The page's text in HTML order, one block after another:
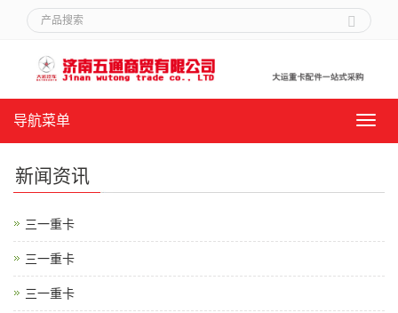
导
导航菜单
新闻资讯
三一重卡
三一重卡
三一重卡